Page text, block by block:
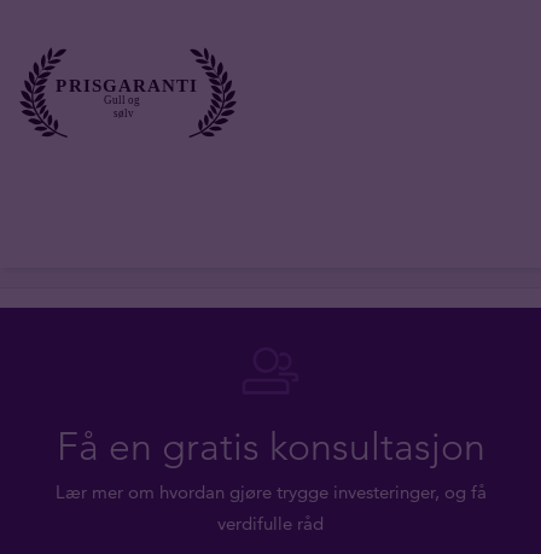
Få en gratis konsultasjon
Lær mer om hvordan gjøre trygge investeringer, og få
verdifulle råd